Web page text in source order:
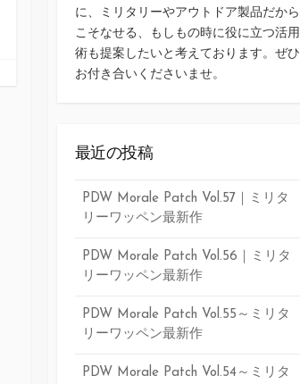
に、ミリタリーやアウトドア製品だから
こそなせる、もしもの時に役に立つ活用
術も提案したいと考えております。ぜひ
お付き合いくださいませ。
最近の投稿
PDW Morale Patch Vol.57｜ミリタ
リーワッペン最新作
PDW Morale Patch Vol.56｜ミリタ
リーワッペン最新作
PDW Morale Patch Vol.55～ミリタ
リーワッペン最新作
PDW Morale Patch Vol.54～ミリタ